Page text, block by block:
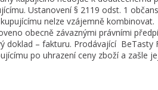
Ustanovení § 2119 odst. 1
nelze vzájemně kombinovat.
obecně závaznými právními
doklad – fakturu. Prodávající BeTasty
po uhrazení ceny zboží a zašle